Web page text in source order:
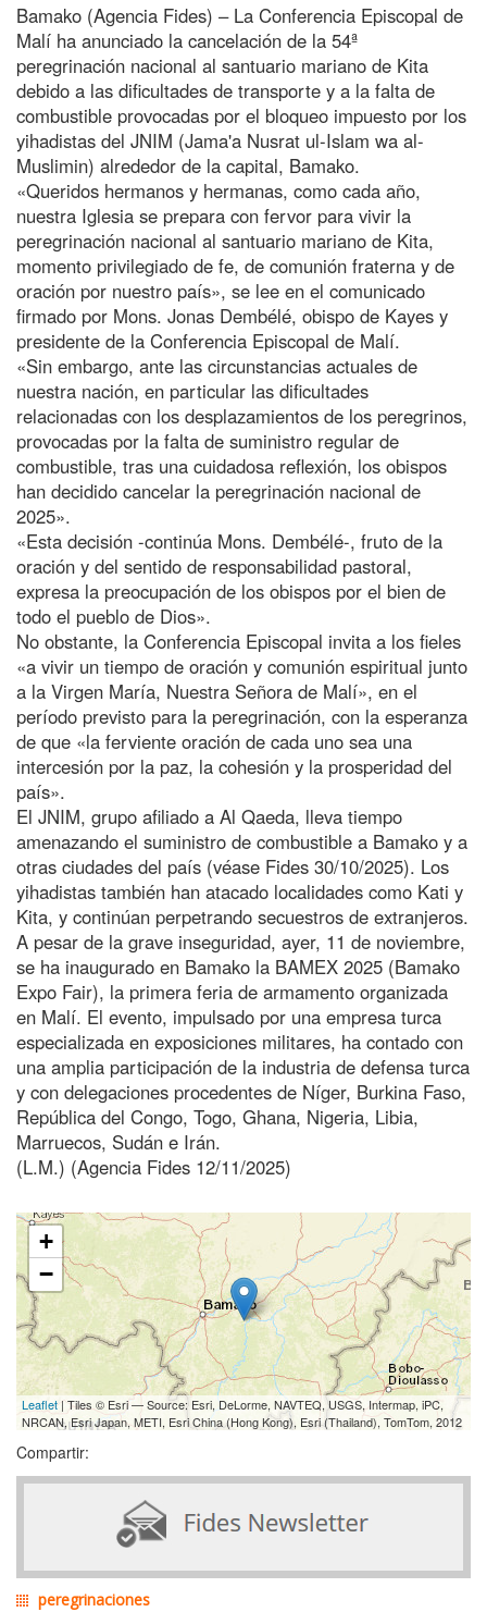
Bamako (Agencia Fides) – La Conferencia Episcopal de
Malí ha anunciado la cancelación de la 54ª
peregrinación nacional al santuario mariano de Kita
debido a las dificultades de transporte y a la falta de
combustible provocadas por el bloqueo impuesto por los
yihadistas del JNIM (Jama'a Nusrat ul-Islam wa al-
Muslimin) alrededor de la capital, Bamako.
«Queridos hermanos y hermanas, como cada año,
nuestra Iglesia se prepara con fervor para vivir la
peregrinación nacional al santuario mariano de Kita,
momento privilegiado de fe, de comunión fraterna y de
oración por nuestro país», se lee en el comunicado
firmado por Mons. Jonas Dembélé, obispo de Kayes y
presidente de la Conferencia Episcopal de Malí.
«Sin embargo, ante las circunstancias actuales de
nuestra nación, en particular las dificultades
relacionadas con los desplazamientos de los peregrinos,
provocadas por la falta de suministro regular de
combustible, tras una cuidadosa reflexión, los obispos
han decidido cancelar la peregrinación nacional de
2025».
«Esta decisión -continúa Mons. Dembélé-, fruto de la
oración y del sentido de responsabilidad pastoral,
expresa la preocupación de los obispos por el bien de
todo el pueblo de Dios».
No obstante, la Conferencia Episcopal invita a los fieles
«a vivir un tiempo de oración y comunión espiritual junto
a la Virgen María, Nuestra Señora de Malí», en el
período previsto para la peregrinación, con la esperanza
de que «la ferviente oración de cada uno sea una
intercesión por la paz, la cohesión y la prosperidad del
país».
El JNIM, grupo afiliado a Al Qaeda, lleva tiempo
amenazando el suministro de combustible a Bamako y a
otras ciudades del país (véase Fides 30/10/2025). Los
yihadistas también han atacado localidades como Kati y
Kita, y continúan perpetrando secuestros de extranjeros.
A pesar de la grave inseguridad, ayer, 11 de noviembre,
se ha inaugurado en Bamako la BAMEX 2025 (Bamako
Expo Fair), la primera feria de armamento organizada
en Malí. El evento, impulsado por una empresa turca
especializada en exposiciones militares, ha contado con
una amplia participación de la industria de defensa turca
y con delegaciones procedentes de Níger, Burkina Faso,
República del Congo, Togo, Ghana, Nigeria, Libia,
Marruecos, Sudán e Irán.
(L.M.) (Agencia Fides 12/11/2025)
+
−
Leaflet | Tiles © Esri — Source: Esri, DeLorme, NAVTEQ, USGS, Intermap, iPC,
NRCAN, Esri Japan, METI, Esri China (Hong Kong), Esri (Thailand), TomTom, 2012
Compartir:
peregrinaciones